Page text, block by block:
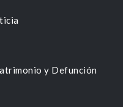
y Defunción